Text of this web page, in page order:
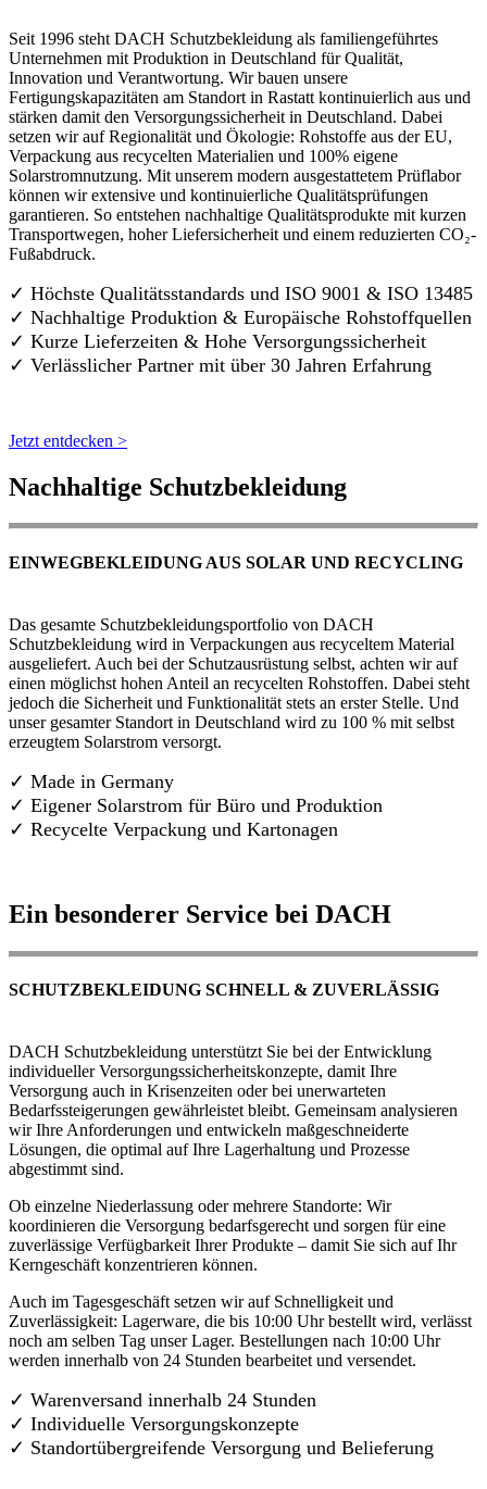
Seit 1996 steht DACH Schutzbekleidung als familiengeführtes
Unternehmen mit Produktion in Deutschland für Qualität,
Innovation und Verantwortung. Wir bauen unsere
Fertigungskapazitäten am Standort in Rastatt kontinuierlich aus und
stärken damit den Versorgungssicherheit in Deutschland. Dabei
setzen wir auf Regionalität und Ökologie: Rohstoffe aus der EU,
Verpackung aus recycelten Materialien und 100% eigene
Solarstromnutzung. Mit unserem modern ausgestattetem Prüflabor
können wir extensive und kontinuierliche Qualitätsprüfungen
garantieren. So entstehen nachhaltige Qualitätsprodukte mit kurzen
Transportwegen, hoher Liefersicherheit und einem reduzierten CO₂-
Fußabdruck.
✓ Höchste Qualitätsstandards und ISO 9001 & ISO 13485
✓ Nachhaltige Produktion & Europäische Rohstoffquellen
✓ Kurze Lieferzeiten & Hohe Versorgungssicherheit
✓ Verlässlicher Partner mit über 30 Jahren Erfahrung
Jetzt entdecken >
Nachhaltige Schutzbekleidung
EINWEGBEKLEIDUNG AUS SOLAR UND RECYCLING
Das gesamte Schutzbekleidungsportfolio von DACH
Schutzbekleidung wird in Verpackungen aus recyceltem Material
ausgeliefert. Auch bei der Schutzausrüstung selbst, achten wir auf
einen möglichst hohen Anteil an recycelten Rohstoffen. Dabei steht
jedoch die Sicherheit und Funktionalität stets an erster Stelle. Und
unser gesamter Standort in Deutschland wird zu 100 % mit selbst
erzeugtem Solarstrom versorgt.
✓ Made in Germany
✓ Eigener Solarstrom für Büro und Produktion
✓ Recycelte Verpackung und Kartonagen
Ein besonderer Service bei DACH
SCHUTZBEKLEIDUNG SCHNELL & ZUVERLÄSSIG
DACH Schutzbekleidung unterstützt Sie bei der Entwicklung
individueller Versorgungssicherheitskonzepte, damit Ihre
Versorgung auch in Krisenzeiten oder bei unerwarteten
Bedarfssteigerungen gewährleistet bleibt. Gemeinsam analysieren
wir Ihre Anforderungen und entwickeln maßgeschneiderte
Lösungen, die optimal auf Ihre Lagerhaltung und Prozesse
abgestimmt sind.
Ob einzelne Niederlassung oder mehrere Standorte: Wir
koordinieren die Versorgung bedarfsgerecht und sorgen für eine
zuverlässige Verfügbarkeit Ihrer Produkte – damit Sie sich auf Ihr
Kerngeschäft konzentrieren können.
Auch im Tagesgeschäft setzen wir auf Schnelligkeit und
Zuverlässigkeit: Lagerware, die bis 10:00 Uhr bestellt wird, verlässt
noch am selben Tag unser Lager. Bestellungen nach 10:00 Uhr
werden innerhalb von 24 Stunden bearbeitet und versendet.
✓ Warenversand innerhalb 24 Stunden
✓ Individuelle Versorgungskonzepte
✓ Standortübergreifende Versorgung und Belieferung